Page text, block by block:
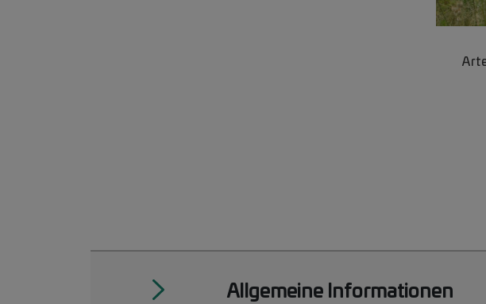
Allgemeine Informationen